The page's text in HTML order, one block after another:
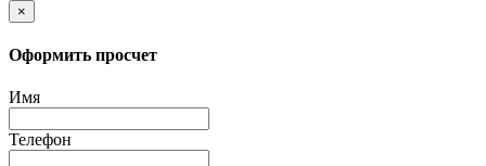
×
Оформить просчет
Имя
Телефон